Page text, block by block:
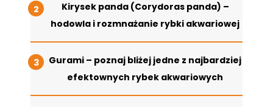
Kirysek panda (Corydoras panda) –
hodowla i rozmnażanie rybki akwariowej
Gurami – poznaj bliżej jedne z najbardziej
efektownych rybek akwariowych